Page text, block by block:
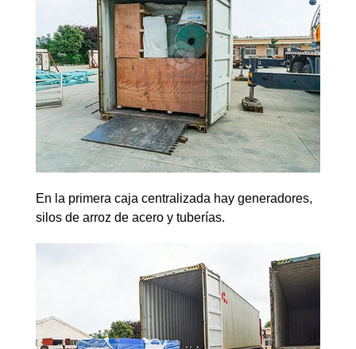
En la primera caja centralizada hay generadores,
silos de arroz de acero y tuberías.